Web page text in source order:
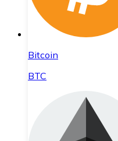
Bitcoin
BTC